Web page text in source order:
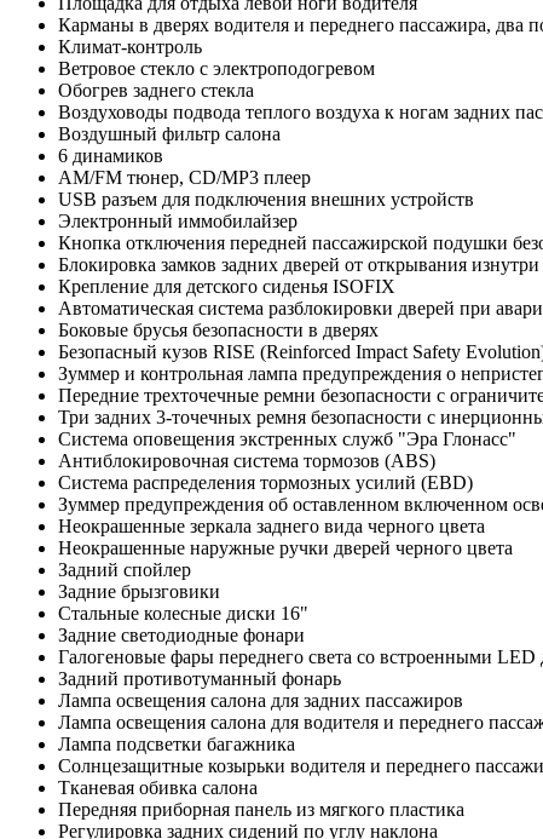
Карманы в дверях водителя и переднего пассажира, два
Климат-контроль
Ветровое стекло с электроподогревом
Обогрев заднего стекла
Воздуховоды подвода теплого воздуха к ногам задних
Воздушный фильтр салона
6 динамиков
AM/FM тюнер, CD/MP3 плеер
USB разъем для подключения внешних устройств
Электронный иммобилайзер
Кнопка отключения передней пассажирской подушки
Блокировка замков задних дверей от открывания
Крепление для детского сиденья ISOFIX
Автоматическая система разблокировки дверей при
Боковые брусья безопасности в дверях
Безопасный кузов RISE (Reinforced Impact Safety
Зуммер и контрольная лампа предупреждения о
Передние трехточечные ремни безопасности с
Три задних 3-точечных ремня безопасности с
Система оповещения экстренных служб "Эра Глонасс"
Антиблокировочная система тормозов (ABS)
Система распределения тормозных усилий (EBD)
Зуммер предупреждения об оставленном включенном
Неокрашенные зеркала заднего вида черного цвета
Неокрашенные наружные ручки дверей черного цвета
Задний спойлер
Задние брызговики
Стальные колесные диски 16"
Задние светодиодные фонари
Галогеновые фары переднего света со встроенными
Задний противотуманный фонарь
Лампа освещения салона для задних пассажиров
Лампа освещения салона для водителя и переднего
Лампа подсветки багажника
Солнцезащитные козырьки водителя и переднего
Тканевая обивка салона
Передняя приборная панель из мягкого пластика
Регулировка задних сидений по углу наклона